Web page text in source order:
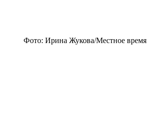
Фото: Ирина Жукова/Местное время